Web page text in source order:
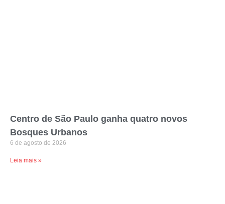
Centro de São Paulo ganha quatro novos
Bosques Urbanos
6 de agosto de 2026
Leia mais »